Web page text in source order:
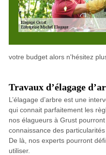
votre budget alors n'hésitez
Travaux d’élagage
L’élagage d’arbre est une
qui connait parfaitement les
nos élagueurs à Grust
connaissance des
De là, nos experts pourront
utiliser.